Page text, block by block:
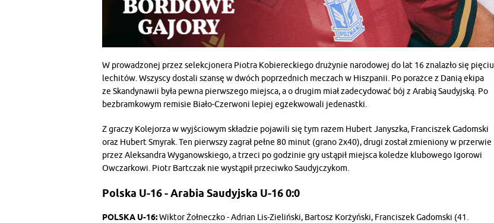
W prowadzonej przez selekcjonera Piotra Kobiereckiego drużynie narodowej do lat 16 znalazło się pięciu
lechitów. Wszyscy dostali szansę w dwóch poprzednich meczach w Hiszpanii. Po porażce z Danią ekipa
ze Skandynawii była pewna pierwszego miejsca, a o drugim miał zadecydować bój z Arabią Saudyjską. Po
bezbramkowym remisie Biało-Czerwoni lepiej egzekwowali jedenastki.
Z graczy Kolejorza w wyjściowym składzie pojawili się tym razem Hubert Janyszka, Franciszek Gadomski
oraz Hubert Smyrak. Ten pierwszy zagrał pełne 80 minut (grano 2x40), drugi został zmieniony w przerwie
przez Aleksandra Wyganowskiego, a trzeci po godzinie gry ustąpił miejsca koledze klubowego Igorowi
Owczarkowi. Piotr Bartczak nie wystąpił przeciwko Saudyjczykom.
Polska U-16 - Arabia Saudyjska U-16 0:0
POLSKA U-16:Wiktor Żołneczko - Adrian Lis-Zieliński, Bartosz Korżyński, Franciszek Gadomski (41.